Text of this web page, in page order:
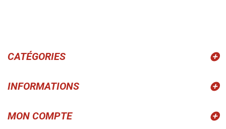
CATÉGORIES
INFORMATIONS
MON COMPTE